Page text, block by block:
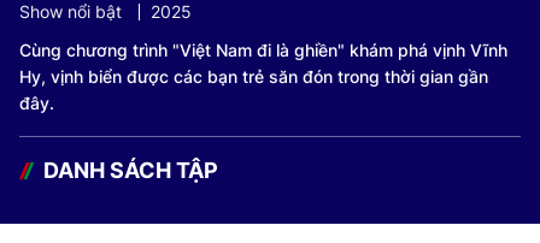
Show nổi bật
2025
Cùng chương trình "Việt Nam đi là ghiền" khám phá vịnh Vĩnh
Hy, vịnh biển được các bạn trẻ săn đón trong thời gian gần
đây.
DANH SÁCH TẬP